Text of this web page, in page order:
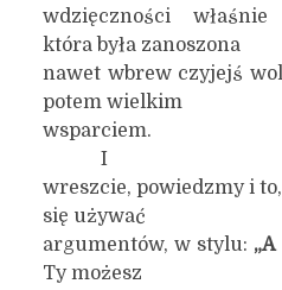
wdzięczności
która była zanoszona
nawet wbrew czyjejś
potem wielkim
wsparciem.
I
wreszcie, powiedzmy i
się używać
argumentów, w stylu:
Ty możesz